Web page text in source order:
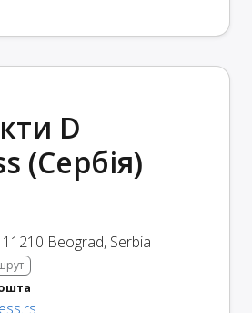
D
(Сербія)
11210 Beograd, Serbia